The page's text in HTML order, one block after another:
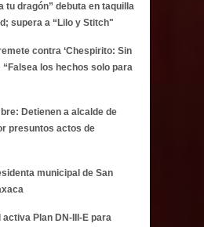
tu dragón” debuta en taquilla
supera a “Lilo y Stitch"
contra ‘Chespirito: Sin
“Falsea los hechos solo para
Detienen a alcalde de
presuntos actos de
municipal de San
Plan DN-III-E para